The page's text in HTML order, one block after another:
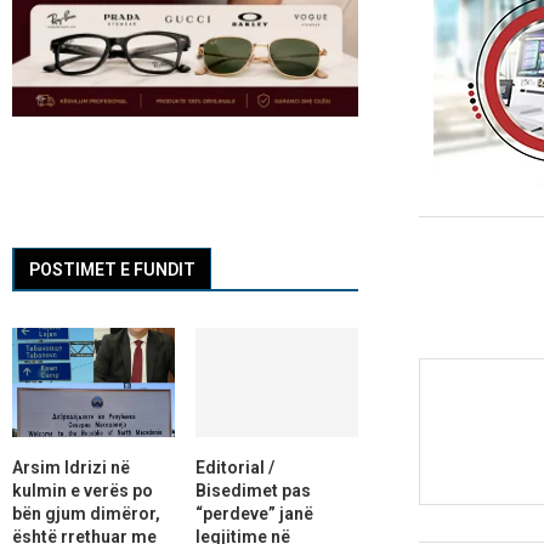
POSTIMET E FUNDIT
Arsim Idrizi në
kulmin e verës po
bën gjum dimëror,
është rrethuar me
Editorial /
Bisedimet pas
“perdeve” janë
legjitime në